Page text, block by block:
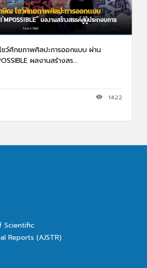
ศักยภาพศิลปะการออกแบบ ผ่าน
ผลงานสร้างสร...
1422
Scientific
Reports (AJSTR)